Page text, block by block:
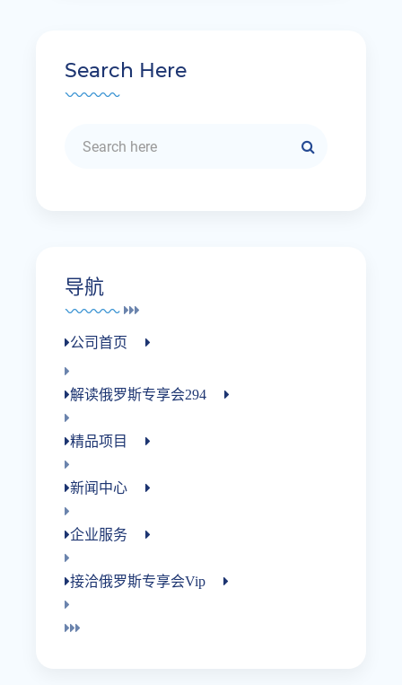
Search Here
导航
公司首页
解读俄罗斯专享会294
精品项目
新闻中心
企业服务
接洽俄罗斯专享会vip